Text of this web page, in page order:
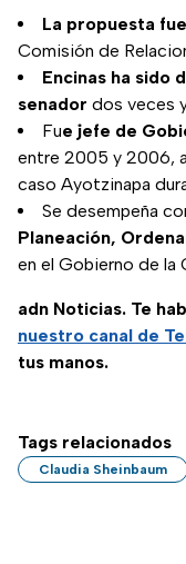
La propuesta
Comisión de
Encinas ha sido
senador dos veces
Fue jefe de
entre 2005 y 2006,
caso Ayotzinapa
Se desempeña
Planeación,
en el Gobierno de la
adn Noticias. Te
nuestro canal de
tus manos.
Tags relacionados
Claudia Sheinbaum